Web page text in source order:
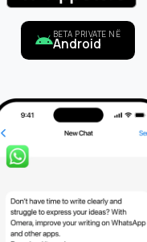
BETA PRIVATE NË
Android